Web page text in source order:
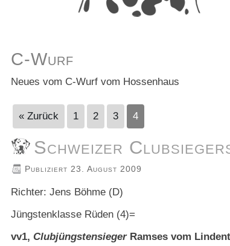
C-Wurf
Neues vom C-Wurf vom Hossenhaus
« Zurück 1 2 3 4
Schweizer
Publiziert 23. August 2009
Richter: Jens Böhme (D)
Jüngstenklasse Rüden (4)=
vv1,ClubjüngstensiegerRamses vom